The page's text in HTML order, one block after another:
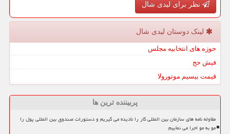
نظر برای لیدی شال
لینک دوستان لیدی شال
حوزه های انتخابیه مجلس
فیش حج
قیمت بیسیم موتورولا
پربیننده ترین ها
مقاوله نامه های سازمان بین المللی کار را نادیده می گیریم و دستورات صندوق بین المللی پول را
مو به مو اجرا می نماییم